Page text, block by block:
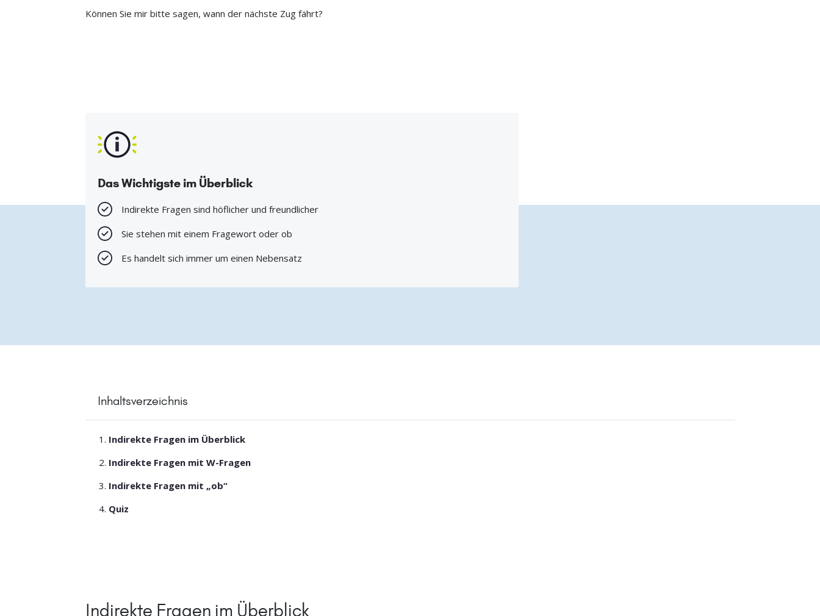
Können Sie mir bitte sagen, wann der nächste Zug fährt?
Das Wichtigste im Überblick
Indirekte Fragen sind höflicher und freundlicher
Sie stehen mit einem Fragewort oder ob
Es handelt sich immer um einen Nebensatz
Inhaltsverzeichnis
Indirekte Fragen im Überblick
Indirekte Fragen mit W-Fragen
Indirekte Fragen mit „ob“
Quiz
Indirekte Fragen im Überblick